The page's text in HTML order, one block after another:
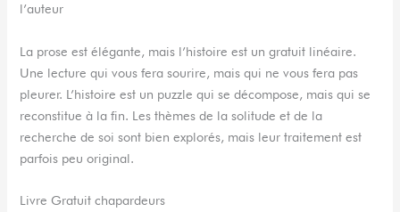
l’auteur
La prose est élégante, mais l’histoire est un gratuit linéaire.
Une lecture qui vous fera sourire, mais qui ne vous fera pas
pleurer. L’histoire est un puzzle qui se décompose, mais qui se
reconstitue à la fin. Les thèmes de la solitude et de la
recherche de soi sont bien explorés, mais leur traitement est
parfois peu original.
Livre Gratuit chapardeurs